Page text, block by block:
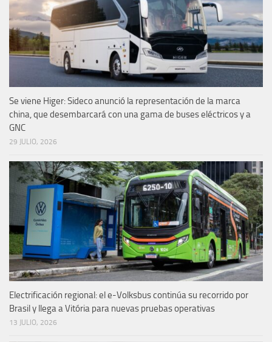
Se viene Higer: Sideco anunció la representación de la marca
china, que desembarcará con una gama de buses eléctricos y a
GNC
29 JULIO, 2026
Electrificación regional: el e-Volksbus continúa su recorrido por
Brasil y llega a Vitória para nuevas pruebas operativas
13 JULIO, 2026